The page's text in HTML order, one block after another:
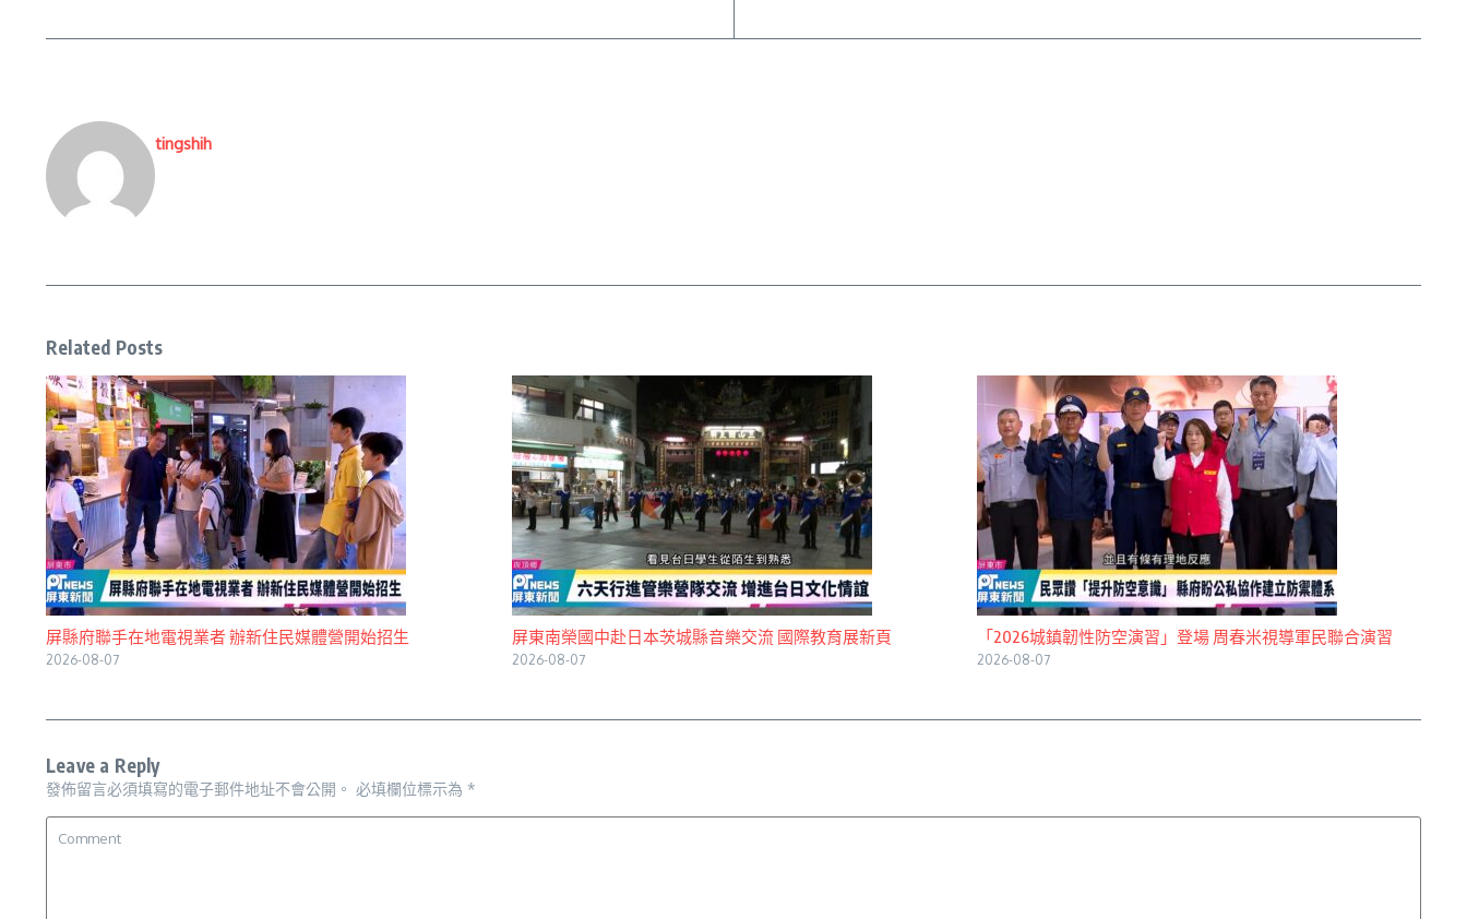
tingshih
Related Posts
屏縣府聯手在地電視業者 辦新住民媒體營開始招生
2026-08-07
屏東南榮國中赴日本茨城縣音樂交流 國際教育展新頁
2026-08-07
「2026城鎮韌性防空演習」登場 周春米視導軍民聯合演習
2026-08-07
Leave a Reply
發佈留言必須填寫的電子郵件地址不會公開。 必填欄位標示為 *